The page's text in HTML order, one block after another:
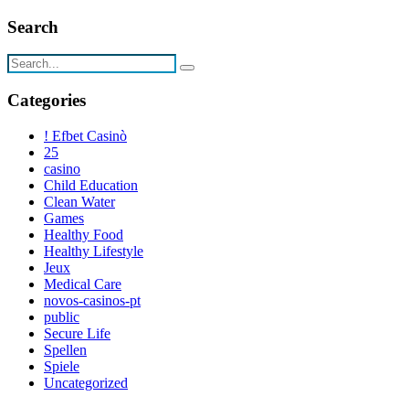
Search
Categories
! Efbet Casinò
25
casino
Child Education
Clean Water
Games
Healthy Food
Healthy Lifestyle
Jeux
Medical Care
novos-casinos-pt
public
Secure Life
Spellen
Spiele
Uncategorized